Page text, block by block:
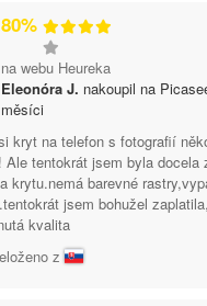
80%
na webu Heureka
Eleonóra J. nakoupil na
měsíci
kryt na telefon s fotografií
Ale tentokrát jsem byla docela
krytu.nemá barevné
jsem bohužel
kvalita
z